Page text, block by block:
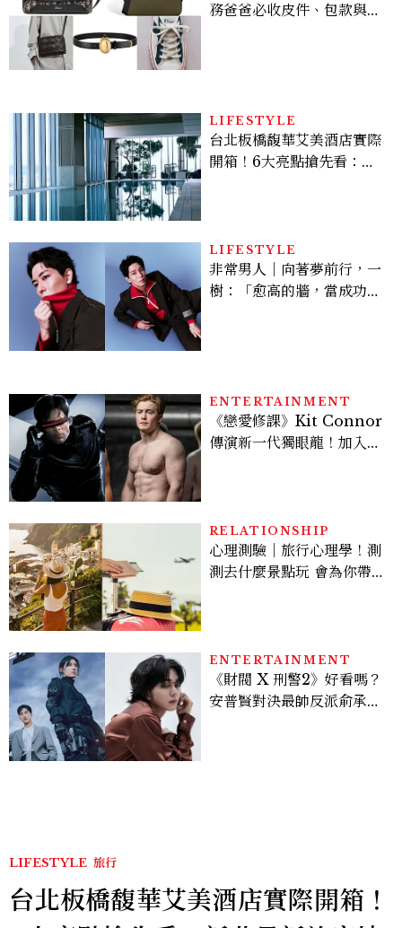
務爸爸必收皮件、包款與鞋
LIFESTYLE
台北板橋馥華艾美酒店實際
開箱！6大亮點搶先看：新
LIFESTYLE
非常男人｜向著夢前行，一
樹：「愈高的牆，當成功爬
ENTERTAINMENT
《戀愛修課》Kit Connor
傳演新一代獨眼龍！加入新
RELATIONSHIP
心理測驗｜旅行心理學！測
測去什麼景點玩 會為你帶來
ENTERTAINMENT
《財閥 X 刑警2》好看嗎？
安普賢對決最帥反派俞承
LIFESTYLE 旅行
台北板橋馥華艾美酒店實際開箱！